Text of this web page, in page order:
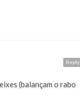
Reply
(balançam o rabo